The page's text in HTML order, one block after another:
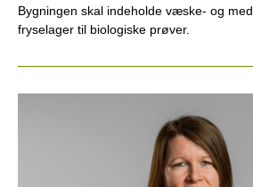
Bygningen skal indeholde væske- og
fryselager til biologiske prøver.